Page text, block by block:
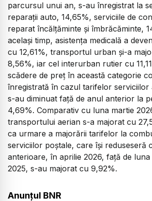
parcursul unui an, s-au înregistrat la
reparații auto, 14,65%, serviciile de
reparat încălțăminte și îmbrăcăminte,
același timp, asistența medicală a
cu 12,61%, transportul urban și-a
8,56%, iar cel interurban rutier cu
scădere de preț în această categorie
înregistrată în cazul tarifelor serviciilor
s-au diminuat față de anul anterior la
4,69%. Comparativ cu luna martie
transportului aerian s-a majorat cu
ca urmare a majorării tarifelor la
serviciilor poștale, care își reduseseră
anterioare, în aprilie 2026, față de luna
2025, s-au majorat cu 9,92%.
Anunțul BNR